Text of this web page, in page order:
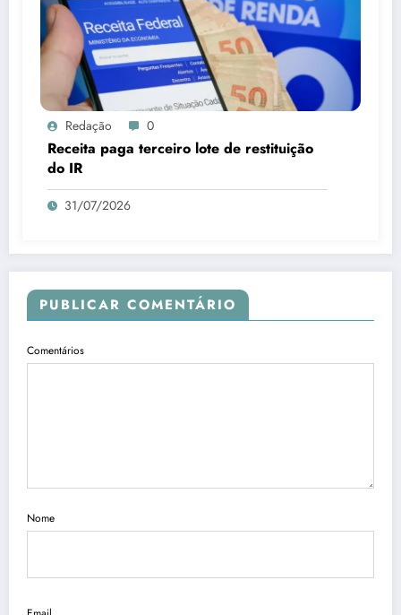
Redação 0
Receita paga terceiro lote de restituição
do IR
31/07/2026
PUBLICAR COMENTÁRIO
Comentários
Nome